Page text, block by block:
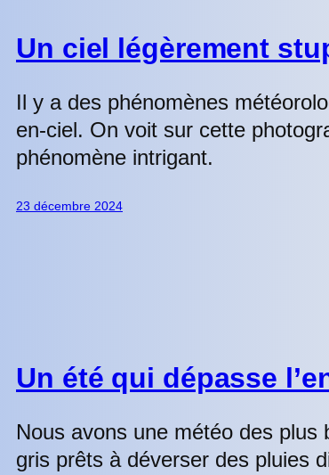
Un ciel légèrement
Il y a des phénomènes
en-ciel. On voit sur cette
phénomène intrigant.
23 décembre 2024
Un été qui dépasse
Nous avons une météo des plus
gris prêts à déverser des pluies